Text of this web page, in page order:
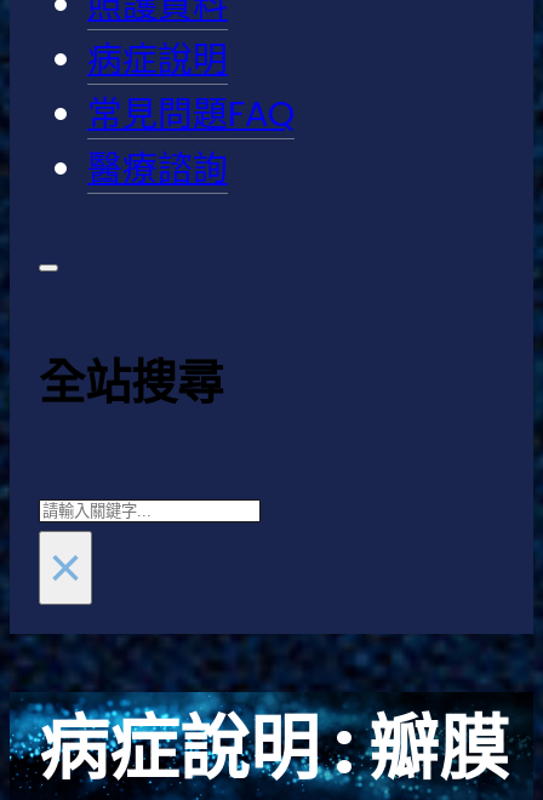
病症說明
常見問題FAQ
醫療諮詢
全站搜尋
Search
×
病症說明 :瓣膜